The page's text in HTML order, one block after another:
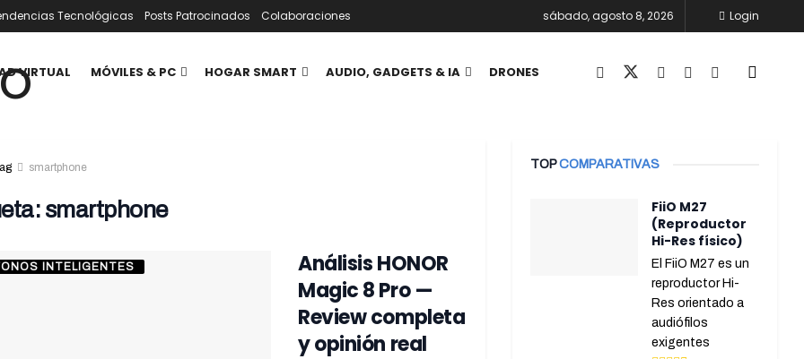
Tecnológicas Posts Patrocinados Colaboraciones sábado, agosto 8, 2026 Login
VIRTUAL MÓVILES & PC HOGAR SMART AUDIO, GADGETS & IA DRONES
smartphone
smartphone
INTELIGENTES
Análisis HONOR
Magic 8 Pro —
Review completa
y opinión real
TOPCOMPARATIVAS
FiiO M27
(Reproductor
Hi-Res físico)
El FiiO M27 es un
reproductor Hi-
Res orientado a
audiófilos
exigentes